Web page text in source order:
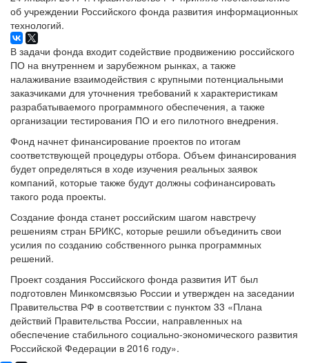
об учреждении Российского фонда развития информационных
технологий.
В задачи фонда входит содействие продвижению российского
ПО на внутреннем и зарубежном рынках, а также
налаживание взаимодействия с крупными потенциальными
заказчиками для уточнения требований к характеристикам
разрабатываемого программного обеспечения, а также
организации тестирования ПО и его пилотного внедрения.
Фонд начнет финансирование проектов по итогам
соответствующей процедуры отбора. Объем финансирования
будет определяться в ходе изучения реальных заявок
компаний, которые также будут должны софинансировать
такого рода проекты.
Создание фонда станет российским шагом навстречу
решениям стран БРИКС, которые решили объединить свои
усилия по созданию собственного рынка программных
решений.
Проект создания Российского фонда развития ИТ был
подготовлен Минкомсвязью России и утвержден на заседании
Правительства РФ в соответствии с пунктом 33 «Плана
действий Правительства России, направленных на
обеспечение стабильного социально-экономического развития
Российской Федерации в 2016 году».